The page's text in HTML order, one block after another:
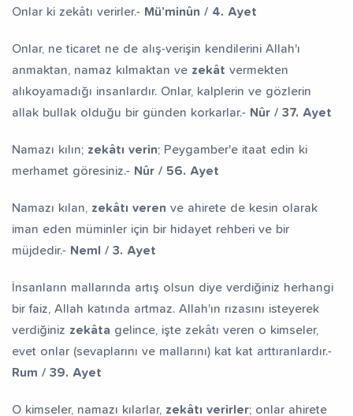
Onlar ki zekâtı verirler.- Mü’minûn / 4. Ayet
Onlar, ne ticaret ne de alış-verişin kendilerini Allah'ı
anmaktan, namaz kılmaktan ve zekât vermekten
alıkoyamadığı insanlardır. Onlar, kalplerin ve gözlerin
allak bullak olduğu bir günden korkarlar.- Nûr / 37. Ayet
Namazı kılın; zekâtı verin; Peygamber'e itaat edin ki
merhamet göresiniz.- Nûr / 56. Ayet
Namazı kılan, zekâtı veren ve ahirete de kesin olarak
iman eden müminler için bir hidayet rehberi ve bir
müjdedir.- Neml / 3. Ayet
İnsanların mallarında artış olsun diye verdiğiniz herhangi
bir faiz, Allah katında artmaz. Allah'ın rızasını isteyerek
verdiğiniz zekâta gelince, işte zekâtı veren o kimseler,
evet onlar (sevaplarını ve mallarını) kat kat arttıranlardır.-
Rum / 39. Ayet
O kimseler, namazı kılarlar, zekâtı verirler; onlar ahirete